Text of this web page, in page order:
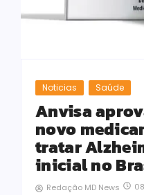
Noticias Saúde
Anvisa
novo
tratar
inicial no
Redação MD News